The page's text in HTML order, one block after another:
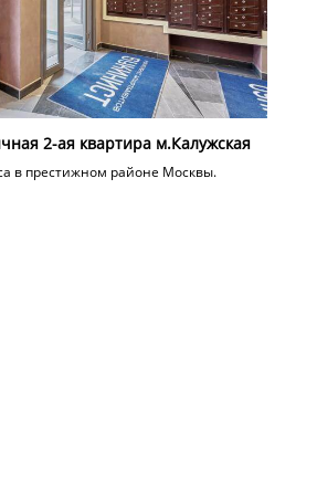
2-ая квартира м.Калужская
в престижном районе Москвы.